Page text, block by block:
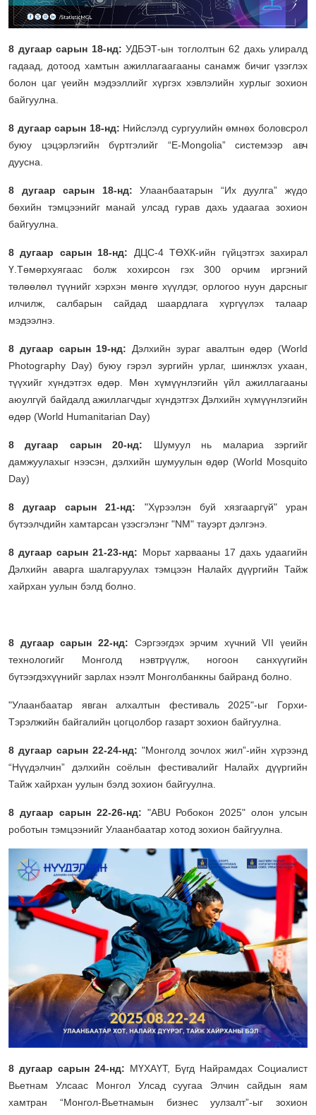
8 дугаар сарын 18-нд: УДБЭТ-ын тоглолтын 62 дахь улиралд
гадаад, дотоод хамтын ажиллагаагааны санамж бичиг үзэглэх
болон цаг үеийн мэдээллийг хүргэх хэвлэлийн хурлыг зохион
байгуулна.
8 дугаар сарын 18-нд: Нийслэлд сургуулийн өмнөх боловсрол
буюу цэцэрлэгийн бүртгэлийг “E-Mongolia” системээр авч
дуусна.
8 дугаар сарын 18-нд:Улаанбаатарын “Их дуулга” жүдо
бөхийн тэмцээнийг манай улсад гурав дахь удаагаа зохион
байгуулна.
8 дугаар сарын 18-нд: ДЦС-4 ТӨХК-ийн гүйцэтгэх захирал
Ү.Төмөрхуягаас болж хохирсон гэх 300 орчим иргэний
төлөөлөл түүнийг хэрхэн мөнгө хүүлдэг, орлогоо нуун дарсныг
илчилж, салбарын сайдад шаардлага хүргүүлэх талаар
мэдээлнэ.
8 дугаар сарын 19-нд: Дэлхийн зураг авалтын өдөр (World
Photography Day) буюу гэрэл зургийн урлаг, шинжлэх ухаан,
түүхийг хүндэтгэх өдөр. Мөн хүмүүнлэгийн үйл ажиллагааны
аюулгүй байдалд ажиллагчдыг хүндэтгэх Дэлхийн хүмүүнлэгийн
өдөр (World Humanitarian Day)
8 дугаар сарын 20-нд: Шумуул нь малариа зэргийг
дамжуулахыг нээсэн, дэлхийн шумуулын өдөр (World Mosquito
Day)
8 дугаар сарын 21-нд: "Хүрээлэн буй хязгааргүй" уран
бүтээлчдийн хамтарсан үзэсгэлэнг "NM" тауэрт дэлгэнэ.
8 дугаар сарын 21-23-нд: Морьт харвааны 17 дахь удаагийн
Дэлхийн аварга шалгаруулах тэмцээн Налайх дүүргийн Тайж
хайрхан уулын бэлд болно.
8 дугаар сарын 22-нд: Сэргээгдэх эрчим хүчний VII үеийн
технологийг Монголд нэвтрүүлж, ногоон санхүүгийн
бүтээгдэхүүнийг зарлах нээлт Монголбанкны байранд болно.
"Улаанбаатар явган алхалтын фестиваль 2025"-ыг Горхи-
Тэрэлжийн байгалийн цогцолбор газарт зохион байгуулна.
8 дугаар сарын 22-24-нд: "Монголд зочлох жил”-ийн хүрээнд
“Нүүдэлчин” дэлхийн соёлын фестивалийг Налайх дүүргийн
Тайж хайрхан уулын бэлд зохион байгуулна.
8 дугаар сарын 22-26-нд: "ABU Робокон 2025" олон улсын
роботын тэмцээнийг Улаанбаатар хотод зохион байгуулна.
8 дугаар сарын 24-нд: МҮХАҮТ, Бүгд Найрамдах Социалист
Вьетнам Улсаас Монгол Улсад суугаа Элчин сайдын яам
хамтран “Монгол-Вьетнамын бизнес уулзалт”-ыг зохион